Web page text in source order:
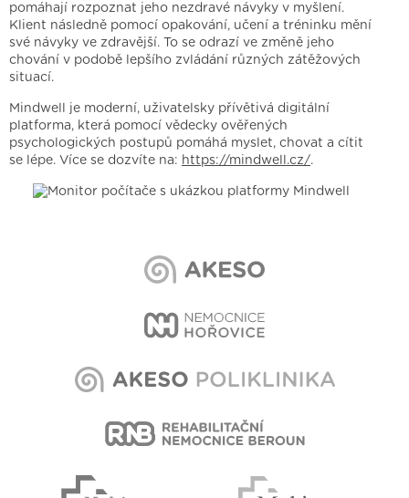
pomáhají rozpoznat jeho nezdravé návyky v myšlení.
Klient následně pomocí opakování, učení a tréninku mění
své návyky ve zdravější. To se odrazí ve změně jeho
chování v podobě lepšího zvládání různých zátěžových
situací.
Mindwell je moderní, uživatelsky přívětivá digitální
platforma, která pomocí vědecky ověřených
psychologických postupů pomáhá myslet, chovat a cítit
se lépe. Více se dozvíte na: https://mindwell.cz/.